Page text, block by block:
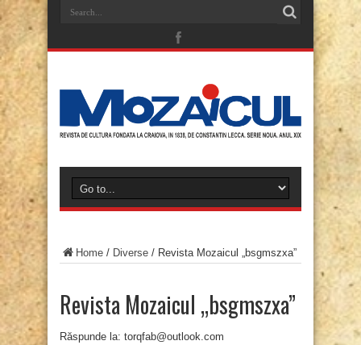
Home / Diverse / Revista Mozaicul „bsgmszxa”
Revista Mozaicul „bsgmszxa”
Răspunde la: torqfab@outlook.com